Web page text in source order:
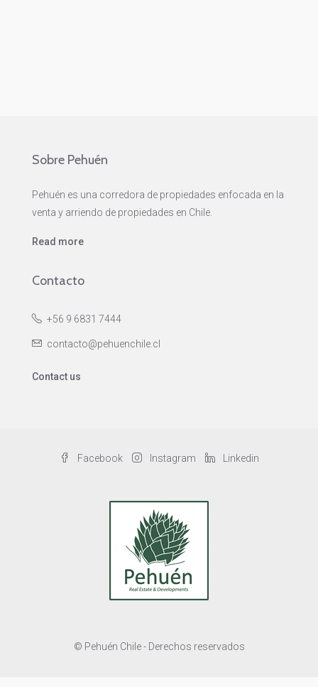
Sobre Pehuén
Pehuén es una corredora de propiedades enfocada en la
venta y arriendo de propiedades en Chile.
Read more
Contacto
+56 9 6831 7444
contacto@pehuenchile.cl
Contact us
Facebook Instagram Linkedin
© Pehuén Chile - Derechos reservados